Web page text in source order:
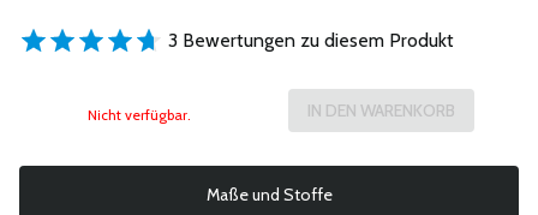
3 Bewertungen zu diesem Produkt
Nicht verfügbar.
Maße und Stoffe